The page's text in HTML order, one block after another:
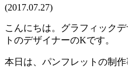
(2017.07.27)
こんにちは。グラフィック
トのデザイナーのKです。
本日は、パンフレットの制作